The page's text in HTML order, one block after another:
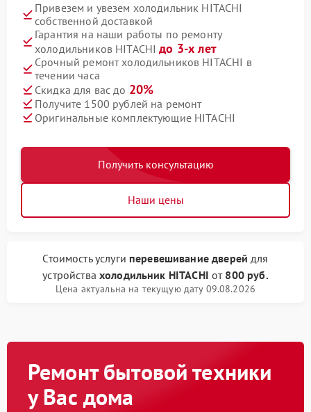
Привезем и увезем холодильник HITACHI
собственной доставкой
Гарантия на наши работы по ремонту
холодильников HITACHIдо 3-х лет
Срочный ремонт холодильников HITACHI в
течении часа
Скидка для вас до 20%
Получите 1500 рублей на ремонт
Оригинальные комплектующие HITACHI
Получить консультацию
Наши цены
Стоимость услуги перевешивание дверей для
устройства холодильник HITACHI от 800 руб.
Цена актуальна на текущую дату 09.08.2026
Ремонт бытовой техники
у Вас дома